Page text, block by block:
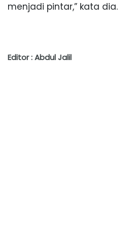
menjadi pintar,” kata dia.
Editor : Abdul Jalil